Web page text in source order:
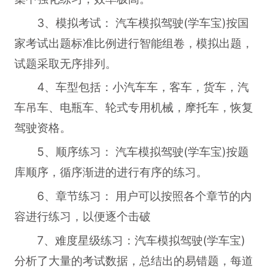
3、模拟考试： 汽车模拟驾驶(学车宝)按国
家考试出题标准比例进行智能组卷，模拟出题，
试题采取无序排列。
4、车型包括：小汽车车，客车，货车，汽
车吊车、电瓶车、轮式专用机械，摩托车，恢复
驾驶资格。
5、顺序练习： 汽车模拟驾驶(学车宝)按题
库顺序，循序渐进的进行有序的练习。
6、章节练习： 用户可以按照各个章节的内
容进行练习，以便逐个击破
7、难度星级练习：汽车模拟驾驶(学车宝)
分析了大量的考试数据，总结出的易错题，每道